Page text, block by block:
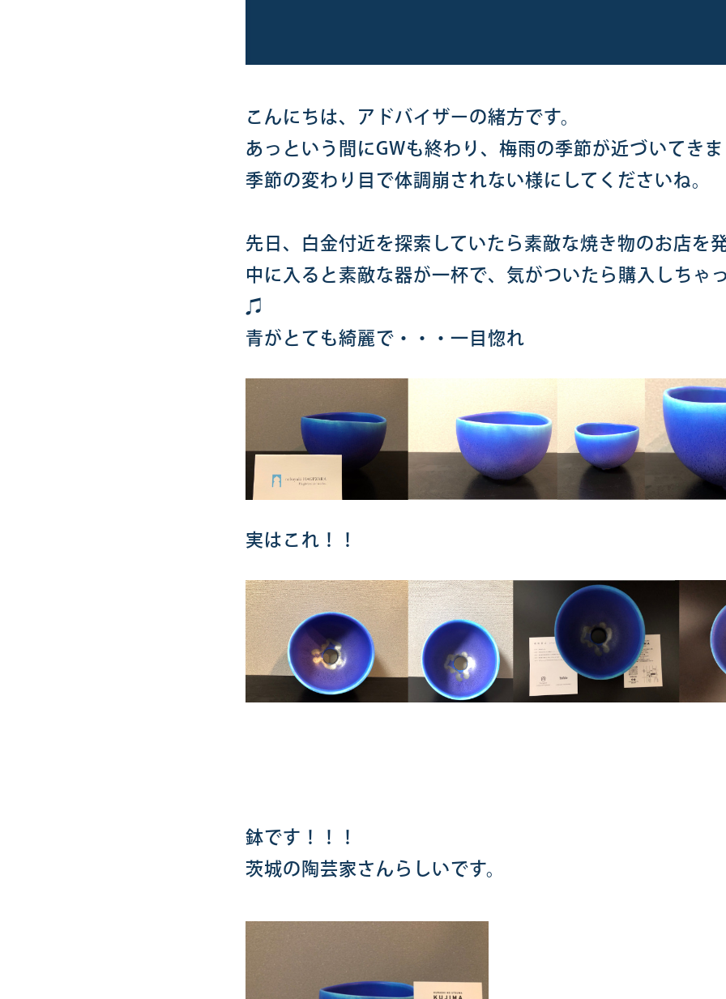
こんにちは、アドバイザーの緒方です。
あっという間にGWも終わり、梅雨の季節が近づいてき
季節の変わり目で体調崩されない様にしてくださいね。
先日、白金付近を探索していたら素敵な焼き物のお店を
中に入ると素敵な器が一杯で、気がついたら購入しちゃ
♫
青がとても綺麗で・・・一目惚れ
実はこれ！！
鉢です！！！
茨城の陶芸家さんらしいです。